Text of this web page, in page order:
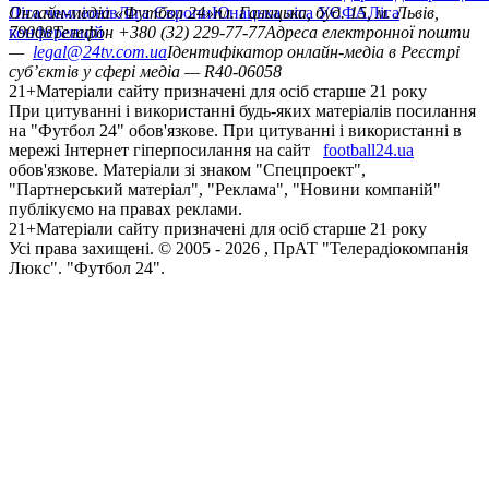
Ліга чемпіонівЛіга ЄвропиЮнацька ліга УЄФАЛіга
конференцій
Онлайн-медіа «Футбол 24»пл. Галицька, буд. 15, м. Львів,
79008Телефон +380 (32) 229-77-77Адреса електронної пошти
— legal@24tv.com.uaІдентифікатор онлайн-медіа в Реєстрі
суб’єктів у сфері медіа — R40-06058
21+Матеріали сайту призначені для осіб старше 21 року
При цитуванні і використанні будь-яких матеріалів посилання
на "Футбол 24" обов'язкове. При цитуванні і використанні в
мережі Інтернет гіперпосилання на сайт
football24.ua
обов'язкове. Матеріали зі знаком "Спецпроект",
"Партнерський матеріал", "Реклама", "Новини компаній"
публікуємо на правах реклами.
21+Матеріали сайту призначені для осіб старше 21 року
Усi права захищенi. © 2005 - 2026 , ПрАТ "Телерадіокомпанія
Люкс". "Футбол 24".